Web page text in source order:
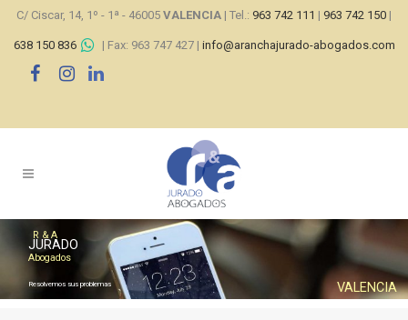
C/ Ciscar, 14, 1º - 1ª - 46005 VALENCIA | Tel.: 963 742 111 | 963 742 150 |
638 150 836 | Fax: 963 747 427 | info@aranchajurado-abogados.com
JURADO
Resolvemos sus problemas VALENCIA
Abogados
R & A